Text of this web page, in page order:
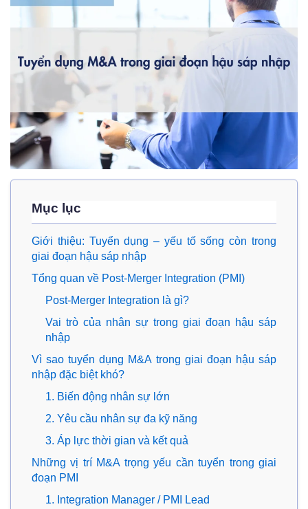
Mục lục
Giới thiệu: Tuyển dụng – yếu tố sống còn trong
giai đoạn hậu sáp nhập
Tổng quan về Post-Merger Integration (PMI)
Post-Merger Integration là gì?
Vai trò của nhân sự trong giai đoạn hậu sáp
nhập
Vì sao tuyển dụng M&A trong giai đoạn hậu sáp
nhập đặc biệt khó?
1. Biến động nhân sự lớn
2. Yêu cầu nhân sự đa kỹ năng
3. Áp lực thời gian và kết quả
Những vị trí M&A trọng yếu cần tuyển trong giai
đoạn PMI
1. Integration Manager / PMI Lead